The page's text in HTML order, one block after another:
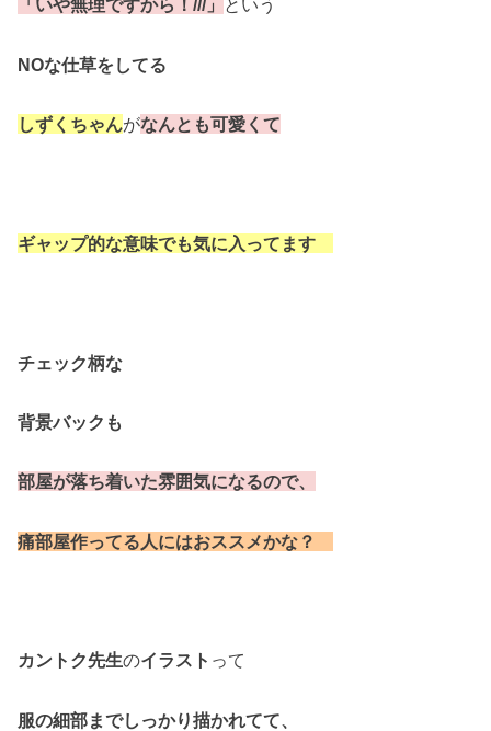
「いや無理ですから！///」 という
NOな仕草をしてる
しずくちゃんがなんとも可愛くて
ギャップ的な意味でも気に入ってます
チェック柄な
背景バックも
部屋が落ち着いた雰囲気になるので、
痛部屋作ってる人にはおススメかな？
カントク先生のイラスト って
服の細部までしっかり描かれてて、